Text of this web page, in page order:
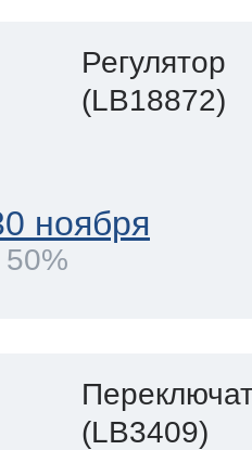
Регулятор
(LB18872)
ноября
(LB3409)